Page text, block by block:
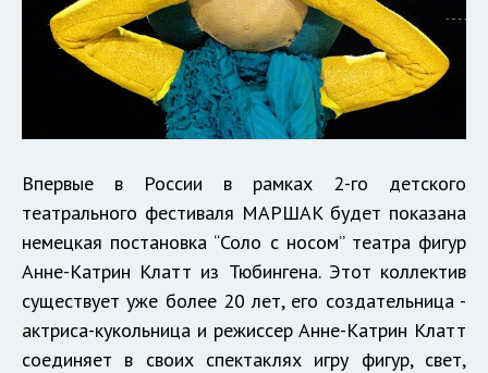
Впервые в России в рамках 2-го детского
театрального фестиваля МАРШАК будет показана
немецкая постановка “Соло с носом” театра фигур
Анне-Катрин Клатт из Тюбингена. Этот коллектив
существует уже более 20 лет, его создательница -
актриса-кукольница и режиссер Анне-Катрин Клатт
соединяет в своих спектаклях игру фигур, свет,